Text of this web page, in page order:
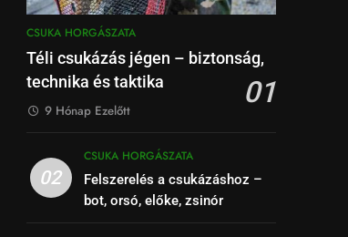
CSUKA HORGÁSZATA
Téli csukázás jégen – biztonság,
technika és taktika
01
9 Hónap Ezelőtt
02
CSUKA HORGÁSZATA
Felszerelés a csukázáshoz –
bot, orsó, előke, zsinór